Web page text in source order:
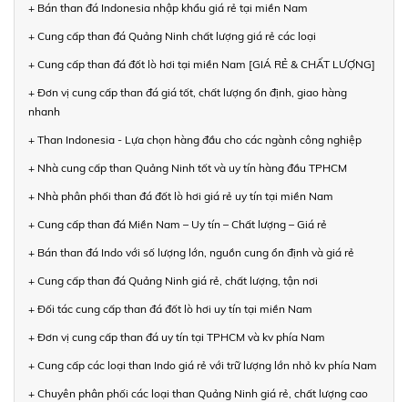
+ Bán than đá Indonesia nhập khẩu giá rẻ tại miền Nam
+ Cung cấp than đá Quảng Ninh chất lượng giá rẻ các loại
+ Cung cấp than đá đốt lò hơi tại miền Nam [GIÁ RẺ & CHẤT LƯỢNG]
+ Đơn vị cung cấp than đá giá tốt, chất lượng ổn định, giao hàng
nhanh
+ Than Indonesia - Lựa chọn hàng đầu cho các ngành công nghiệp
+ Nhà cung cấp than Quảng Ninh tốt và uy tín hàng đầu TPHCM
+ Nhà phân phối than đá đốt lò hơi giá rẻ uy tín tại miền Nam
+ Cung cấp than đá Miền Nam – Uy tín – Chất lượng – Giá rẻ
+ Bán than đá Indo với số lượng lớn, nguồn cung ổn định và giá rẻ
+ Cung cấp than đá Quảng Ninh giá rẻ, chất lượng, tận nơi
+ Đối tác cung cấp than đá đốt lò hơi uy tín tại miền Nam
+ Đơn vị cung cấp than đá uy tín tại TPHCM và kv phía Nam
+ Cung cấp các loại than Indo giá rẻ với trữ lượng lớn nhỏ kv phía Nam
+ Chuyên phân phối các loại than Quảng Ninh giá rẻ, chất lượng cao